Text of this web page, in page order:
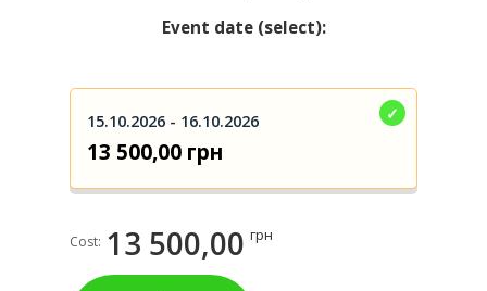
Event date (select):
15.10.2026 - 16.10.2026
13 500,00 грн
Cost: 13 500,00 грн